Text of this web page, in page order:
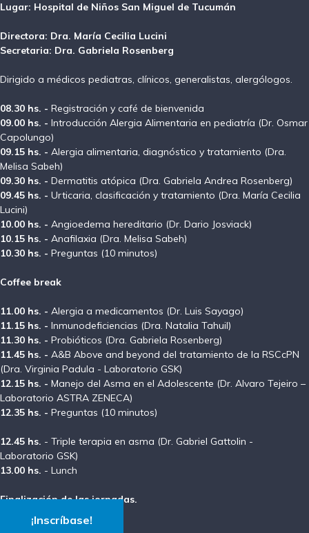
Lugar: Hospital de Niños San Miguel de Tucumán
Directora: Dra. María Cecilia Lucini
Secretaria: Dra. Gabriela Rosenberg
Dirigido a médicos pediatras, clínicos, generalistas, alergólogos.
08.30 hs. - Registración y café de bienvenida
09.00 hs. - Introducción Alergia Alimentaria en pediatría (Dr. Osmar
Capolungo)
09.15 hs. - Alergia alimentaria, diagnóstico y tratamiento (Dra.
Melisa Sabeh)
09.30 hs. - Dermatitis atópica (Dra. Gabriela Andrea Rosenberg)
09.45 hs. - Urticaria, clasificación y tratamiento (Dra. María Cecilia
Lucini)
10.00 hs. - Angioedema hereditario (Dr. Dario Josviack)
10.15 hs. - Anafilaxia (Dra. Melisa Sabeh)
10.30 hs. - Preguntas (10 minutos)
Coffee break
11.00 hs. - Alergia a medicamentos (Dr. Luis Sayago)
11.15 hs. - Inmunodeficiencias (Dra. Natalia Tahuil)
11.30 hs. - Probióticos (Dra. Gabriela Rosenberg)
11.45 hs. - A&B Above and beyond del tratamiento de la RSCcPN
(Dra. Virginia Padula - Laboratorio GSK)
12.15 hs. - Manejo del Asma en el Adolescente (Dr. Alvaro Tejeiro –
Laboratorio ASTRA ZENECA)
12.35 hs. - Preguntas (10 minutos)
12.45 hs. - Triple terapia en asma (Dr. Gabriel Gattolin -
Laboratorio GSK)
13.00 hs. - Lunch
Finalización de las jornadas.
¡Inscríbase!